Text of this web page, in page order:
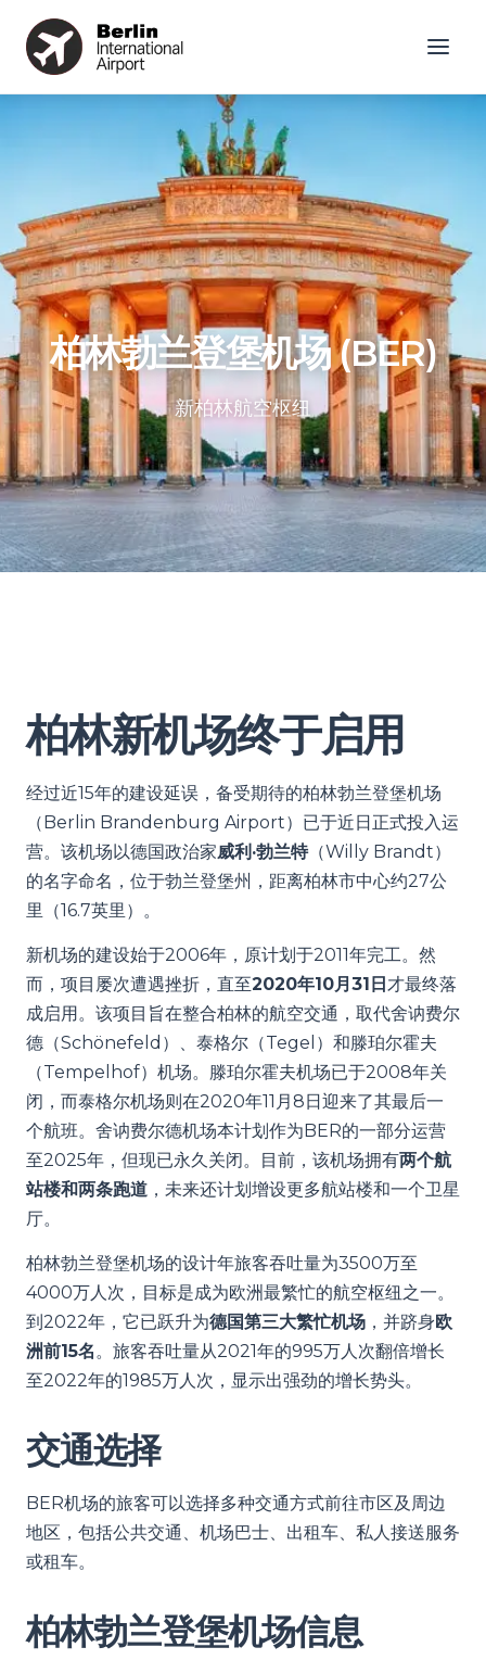
柏林勃兰登堡机场 (BER)
新柏林航空枢纽
柏林新机场终于启用
经过近15年的建设延误，备受期待的柏林勃兰登堡机场
（Berlin Brandenburg Airport）已于近日正式投入运
营。该机场以德国政治家威利·勃兰特（Willy Brandt）
的名字命名，位于勃兰登堡州，距离柏林市中心约27公
里（16.7英里）。
新机场的建设始于2006年，原计划于2011年完工。然
而，项目屡次遭遇挫折，直至2020年10月31日才最终落
成启用。该项目旨在整合柏林的航空交通，取代舍讷费尔
德（Schönefeld）、泰格尔（Tegel）和滕珀尔霍夫
（Tempelhof）机场。滕珀尔霍夫机场已于2008年关
闭，而泰格尔机场则在2020年11月8日迎来了其最后一
个航班。舍讷费尔德机场本计划作为BER的一部分运营
至2025年，但现已永久关闭。目前，该机场拥有两个航
站楼和两条跑道 ，未来还计划增设更多航站楼和一个卫星
厅。
柏林勃兰登堡机场的设计年旅客吞吐量为3500万至
4000万人次，目标是成为欧洲最繁忙的航空枢纽之一。
到2022年，它已跃升为德国第三大繁忙机场 ，并跻身欧
洲前15名。旅客吞吐量从2021年的995万人次翻倍增长
至2022年的1985万人次，显示出强劲的增长势头。
交通选择
BER机场的旅客可以选择多种交通方式前往市区及周边
地区，包括公共交通、机场巴士、出租车、私人接送服务
或租车。
柏林勃兰登堡机场信息